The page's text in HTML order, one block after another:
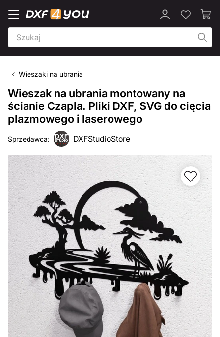
Wieszaki na ubrania
Wieszak na ubrania montowany na
ścianie Czapla. Pliki DXF, SVG do cięcia
plazmowego i laserowego
Sprzedawca: DXFStudioStore